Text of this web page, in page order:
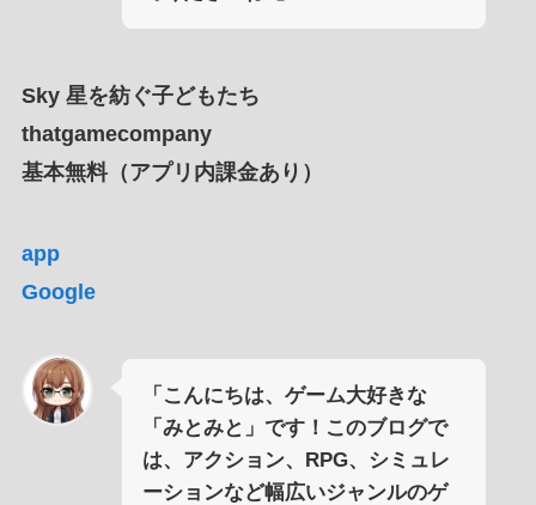
Sky 星を紡ぐ子どもたち
thatgamecompany
基本無料（アプリ内課金あり）
app
Google
「こんにちは、ゲーム大好きな
「みとみと」です！このブログで
は、アクション、RPG、シミュレ
ーションなど幅広いジャンルのゲ